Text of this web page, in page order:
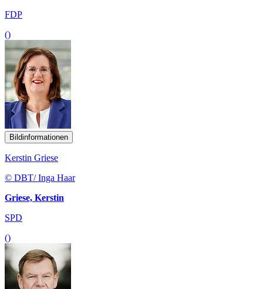
FDP
()
Bildinformationen
Kerstin Griese
© DBT/ Inga Haar
Griese, Kerstin
SPD
()